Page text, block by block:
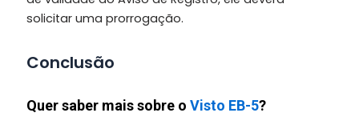
solicitar uma prorrogação.
Conclusão
Quer saber mais sobre o Visto EB-5?